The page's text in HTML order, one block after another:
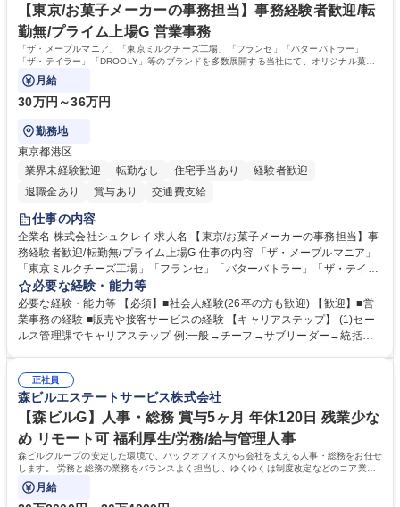
【東京/お菓子メーカーの事務担当】事務経験者歓迎/転
勤無/プライム上場G 営業事務
「ザ・メープルマニア」「東京ミルクチーズ工場」「フランセ」「バターバトラー」
「ザ・テイラー」「DROOLY」等のブランドを多数展開する当社にて、オリジナル菓子
ブランド商品の事務業務をお任せいたします。
月給
30万円～36万円
勤務地
東京都港区
業界未経験歓迎
転勤なし 住宅手当あり
経験者歓迎
退職金あり
賞与あり 交通費支給
仕事の内容
企業名 株式会社シュクレイ 求人名 【東京/お菓子メーカーの事務担当】事
務経験者歓迎/転勤無/プライム上場G 仕事の内容 「ザ・メープルマニア」
「東京ミルクチーズ工場」「フランセ」「バターバトラー」「ザ・テイラ
ー」「DROOLY」等のブランドを多数展開する当社にて、オリジナル菓子
ブランド商品の事務業務をお任せいたします。 【具体的な業務内容】 ■店
舗からの発注受付/PC入力業務 ■受電対応(社内/社外) ■商品のマスター登
録 ■日々の売上抽出・報告 ■提携企業への書類送付業務 ■契約書管理業務
必要な経験・能力等
必要な経験・能力等 【必須】■社会人経験(26卒の方も歓迎) 【歓迎】■営
業事務の経験 ■販売や接客サービスの経験 【キャリアステップ】 (1)セー
ルス管理課でキャリアステップ 例:一般→チーフ→サブリーダー→統括リ
や個別面談を通してご自身のキャリアと向き合っていただき、会社として
もバックアップしていきます。 学歴・資格 学歴：大学院 大学 高専 短大
専修学校 高校 語学力： 資格：
正社員
森ビルエステートサービス株式会社
【森ビルG】人事・総務 賞与5ヶ月 年休120日 残業少な
め リモート可 福利厚生/労務/給与管理人事
森ビルグループの安定した環境で、バックオフィスから会社を支える人事・総務をお任せ
します。 労務と総務の業務をバランスよく担当し、ゆくゆくは制度改定などのコア業務
にも挑戦できる、やりがいある環境です。
月給